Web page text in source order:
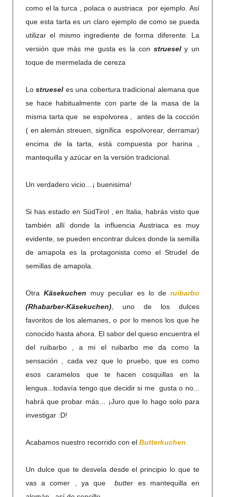
como el la turca , polaca o austriaca por ejemplo. Así
que esta tarta es un claro ejemplo de como se pueda
utilizar el mismo ingrediente de forma diferente. La
versión que más me gusta es la con struesely un
toque de mermelada de cereza
Lostruesel es una cobertura tradicional alemana que
se hace habitualmente con parte de la masa de la
misma tarta que se espolvorea , antes de la cocción
( en alemán streuen, significa espolvorear, derramar)
encima de la tarta, está compuesta por harina ,
mantequilla y azúcar en la versión tradicional.
Un verdadero vicio…¡ buenisima!
Si has estado en SüdTirol , en Italia, habrás visto que
también allí donde la influencia Austriaca es muy
evidente, se pueden encontrar dulces donde la semilla
de amapola es la protagonista como el Strudel de
semillas de amapola.
Otra Käsekuchen muy peculiar es lo de ruibarbo
(Rhabarber-Käsekuchen) , uno de los dulces
favoritos de los alemanes, o por lo menos los que he
conocido hasta ahora. El sabor del queso encuentra el
del ruibarbo , a mi el ruibarbome da como la
sensación , cada vez que lo pruebo, que es como
esos caramelos que te hacen cosquillas en la
lengua...todavía tengo que decidir si me gusta o no...
habrá que probar más… ¡Juro que lo hago solo para
investigar :D!
Acabamos nuestro recorrido con el Butterkuchen
Un dulce que te desvela desde el principio lo que te
vas a comer , ya quebutter es mantequilla en